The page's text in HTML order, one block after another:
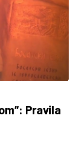
Pravila